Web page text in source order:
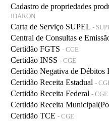
Cadastro de propriedades
IDARON
Carta de Serviço SUPEL -
Central de Consultas e
Certidão FGTS - CGE
Certidão INSS - CGE
Certidão Negativa de Débitos
Certidão Receita Estadual -
Certidão Receita Federal - CGE
Certidão Receita
Certidão TCE - CGE